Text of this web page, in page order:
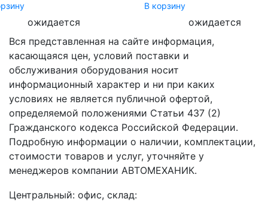
ожидается
В корзину
ожидается
Вся представленная на сайте информация,
касающаяся цен, условий поставки и
обслуживания оборудования носит
информационный характер и ни при каких
условиях не является публичной офертой,
определяемой положениями Статьи 437 (2)
Гражданского кодекса Российской Федерации.
Подробную информации о наличии, комплектации,
стоимости товаров и услуг, уточняйте у
менеджеров компании АВТОМЕХАНИК.
​Центральный: офис, склад: